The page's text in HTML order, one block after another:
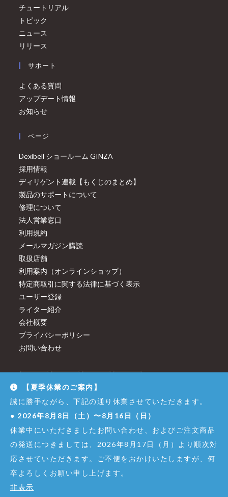
チュートリアル
トピック
ニュース
リリース
サポート
よくある質問
アップデート情報
お知らせ
ページ
Dexibell ショールーム GINZA
採用情報
ディリゲント連載【もくじのまとめ】
製品のサポートについて
修理について
法人営業窓口
利用規約
メールマガジン購読
取扱店舗
利用案内（オンラインショップ）
特定商取引に関する法律に基づく表示
ユーザー登録
ライター紹介
会社概要
プライバシーポリシー
お問い合わせ
© Copyright - Dirigent GINZA JUJIYA Co.,Ltd. All Right Reserved.
株式会社銀座十字屋 - 東京都公安委員会 第301065402307号
【夏季休業のご案内】
誠に勝手ながら、下記の通り休業させていただきます。
● 2026年8月8日（土）〜8月16日（日）
休業中にいただきましたお問い合わせ、およびご注文商品
の発送につきましては、2026年8月17日（月）より順次対
応させていただきます。ご不便をおかけいたしますが、何
卒よろしくお願い申し上げます。
非表示